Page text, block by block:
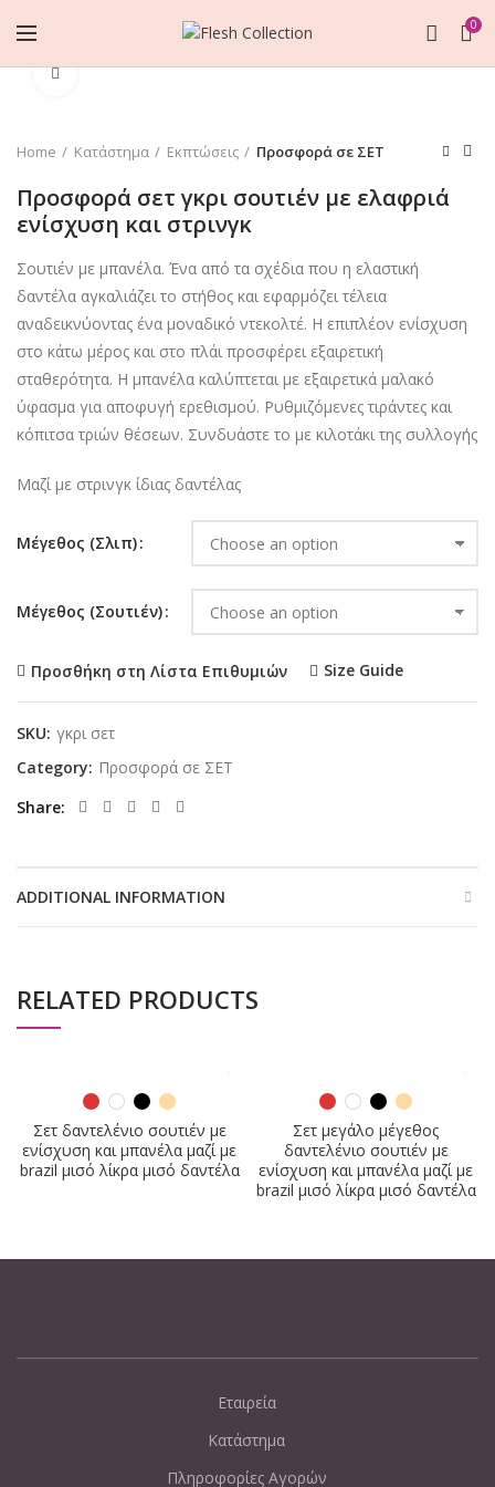
0
Click to enlarge
Home Κατάστημα Εκπτώσεις Προσφορά σε ΣΕΤ
Προσφορά σετ γκρι σουτιέν με ελαφριά
ενίσχυση και στρινγκ
Σουτιέν με μπανέλα. Ένα από τα σχέδια που η ελαστική
δαντέλα αγκαλιάζει το στήθος και εφαρμόζει τέλεια
αναδεικνύοντας ένα μοναδικό ντεκολτέ. Η επιπλέον ενίσχυση
στο κάτω μέρος και στο πλάι προσφέρει εξαιρετική
σταθερότητα. Η μπανέλα καλύπτεται με εξαιρετικά μαλακό
ύφασμα για αποφυγή ερεθισμού. Ρυθμιζόμενες τιράντες και
κόπιτσα τριών θέσεων. Συνδυάστε το με κιλοτάκι της συλλογής
Μαζί με στρινγκ ίδιας δαντέλας
Μέγεθος (Σλιπ)
Μέγεθος (Σουτιέν)
Προσθήκη στη Λίστα Επιθυμιών Size Guide
SKU: γκρι σετ
Category: Προσφορά σε ΣΕΤ
Share
ADDITIONAL INFORMATION
RELATED PRODUCTS
Σετ δαντελένιο σουτιέν με
ενίσχυση και μπανέλα μαζί με
brazil μισό λίκρα μισό δαντέλα
Σετ μεγάλο μέγεθος
δαντελένιο σουτιέν με
ενίσχυση και μπανέλα μαζί με
brazil μισό λίκρα μισό δαντέλα
Εταιρεία
Κατάστημα
Πληροφορίες Αγορών